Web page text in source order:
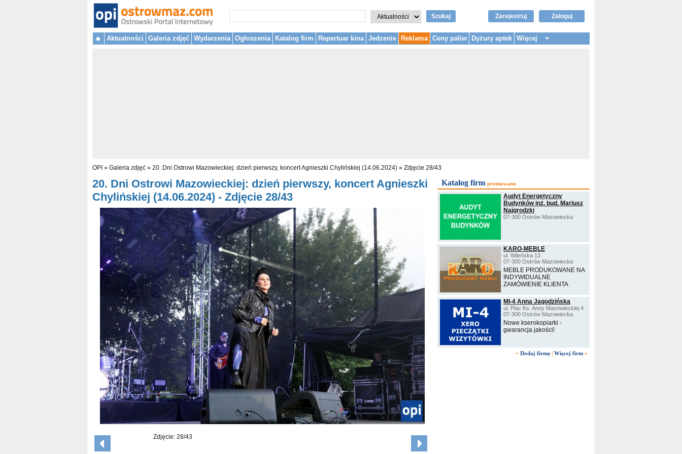
Szukaj Zaloguj
Zarejestruj
Aktualności Galeria zdjęć Wydarzenia Ogłoszenia Katalog firm Repertuar kina Jedzenie Reklama Ceny paliw Dyżury aptek Więcej
OPI » Galeria zdjęć » 20. Dni Ostrowi Mazowieckiej: dzień pierwszy, koncert Agnieszki Chylińskiej (14.06.2024) » Zdjęcie 28/43
20. Dni Ostrowi Mazowieckiej: dzień pierwszy, koncert Agnieszki
Chylińskiej (14.06.2024) - Zdjęcie 28/43
Zdjęcie: 28/43
Katalog firm promowane
Audyt Energetyczny
Budynków inż. bud. Mariusz
Najgrodzki
07-300 Ostrów Mazowiecka
KARO-MEBLE
ul. Wileńska 13
07-300 Ostrów Mazowiecka
MEBLE PRODUKOWANE NA
INDYWIDUALNE
ZAMÓWIENIE KLIENTA
MI-4 Anna Jagodzińska
ul. Plac Ks. Anny Mazowieckiej 4
07-300 Ostrów Mazowiecka
Nowe kserokopiarki -
gwarancja jakości!
+ Dodaj firmę | Więcej firm »